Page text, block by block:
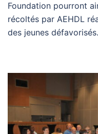
Foundation pourront
récoltés par AEHDL
des jeunes défavorisés.